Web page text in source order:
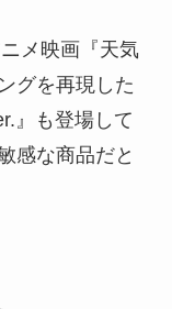
メ映画『天気
グを再現した
』も登場して
感な商品だと